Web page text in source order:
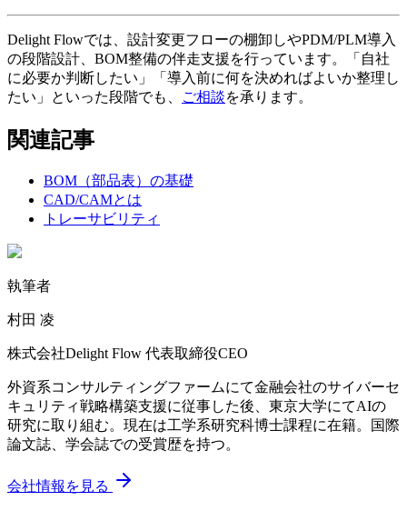
Delight Flowでは、設計変更フローの棚卸しやPDM/PLM導入
の段階設計、BOM整備の伴走支援を行っています。「自社
に必要か判断したい」「導入前に何を決めればよいか整理し
たい」といった段階でも、
ご相談を承ります。
関連記事
BOM（部品表）の基礎
CAD/CAMとは
トレーサビリティ
執筆者
村田 凌
株式会社Delight Flow 代表取締役CEO
外資系コンサルティングファームにて金融会社のサイバーセ
キュリティ戦略構築支援に従事した後、東京大学にてAIの
研究に取り組む。現在は工学系研究科博士課程に在籍。国際
論文誌、学会誌での受賞歴を持つ。
会社情報を見る